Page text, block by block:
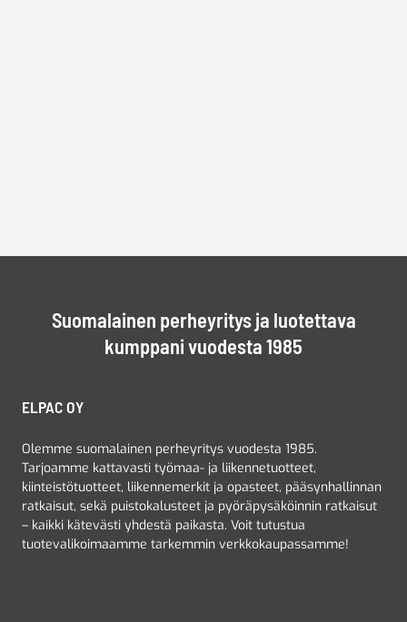
Suomalainen perheyritys ja luotettava
kumppani vuodesta 1985
ELPAC OY
Olemme suomalainen perheyritys vuodesta 1985.
Tarjoamme kattavasti työmaa- ja liikennetuotteet,
kiinteistötuotteet, liikennemerkit ja opasteet, pääsynhallinnan
ratkaisut, sekä puistokalusteet ja pyöräpysäköinnin ratkaisut
– kaikki kätevästi yhdestä paikasta. Voit tutustua
tuotevalikoimaamme tarkemmin verkkokaupassamme!